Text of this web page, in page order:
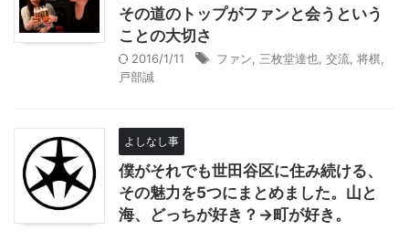
その道のトップがファンと会うという
ことの大切さ
2016/1/11 ファン, 三枚堂達也, 交流, 将棋,
戸部誠
よしなし事
僕がそれでも世田谷区に住み続ける、
その魅力を5つにまとめました。山と
海、どっちが好き？→町が好き。